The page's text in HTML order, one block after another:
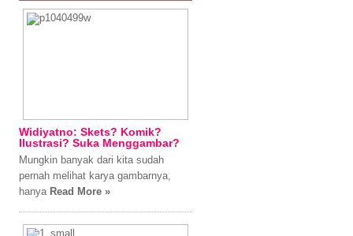
Widiyatno: Skets? Komik?
Ilustrasi? Suka Menggambar?
Mungkin banyak dari kita sudah
pernah melihat karya gambarnya,
hanya Read More »